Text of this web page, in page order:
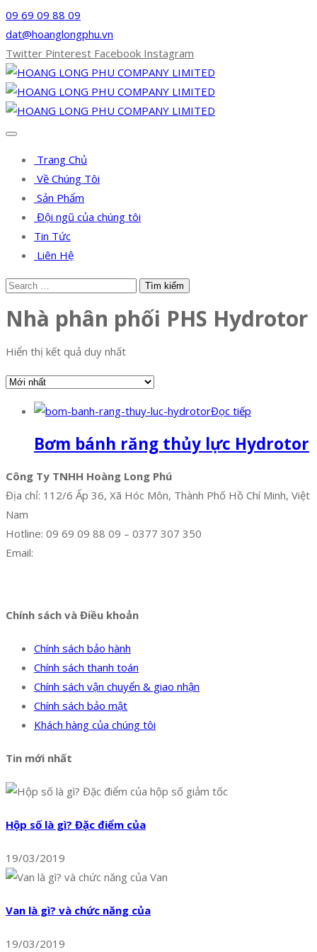
09 69 09 88 09
dat@hoanglongphu.vn
Twitter Pinterest Facebook Instagram
Trang Chủ
Về Chúng Tôi
Sản Phẩm
Đội ngũ của chúng tôi
Tin Tức
Liên Hệ
Nhà phân phối PHS Hydrotor
Hiển thị kết quả duy nhất
Đọc tiếp
Bơm bánh răng thủy lực Hydrotor
Công Ty TNHH Hoàng Long Phú
Địa chỉ: 112/6 Ấp 36, Xã Hóc Môn, Thành Phố Hồ Chí Minh, Việt
Nam
Hotline: 09 69 09 88 09 – 0377 307 350
Email:
Chính sách và Điều khoản
Chính sách bảo hành
Chính sách thanh toán
Chính sách vận chuyển & giao nhận
Chính sách bảo mật
Khách hàng của chúng tôi
Tin mới nhất
Hộp số là gì? Đặc điểm của
19/03/2019
Van là gì? và chức năng của
19/03/2019